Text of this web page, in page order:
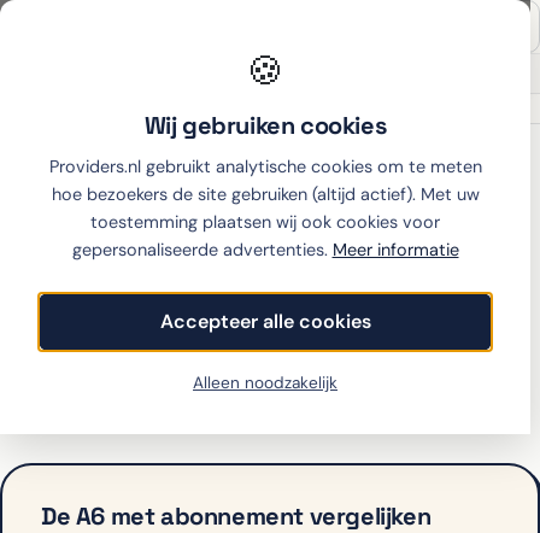
🍪
Wij gebruiken cookies
Providers.nl gebruikt analytische cookies om te meten
hoe bezoekers de site gebruiken (altijd actief). Met uw
toestemming plaatsen wij ook cookies voor
gepersonaliseerde advertenties. Meer informatie
Accepteer alle cookies
Alleen noodzakelijk
Thuiswinkel partner
›Ben
OPPO A6 met abonnement
bij Ben
abonnement. Bekijk hieronder de alternatieven.
De A6 met abonnement vergelijken